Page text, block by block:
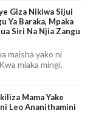
Giza Nikiwa Sijui
Ya Baraka, Mpaka
Siri Na Njia Zangu
maisha yako ni
miaka mingi,
Mama Yake
Leo Ananithamini